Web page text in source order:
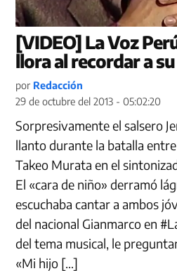
[VIDEO] La Voz
llora al recordar a
por Redacción
29 de octubre del 2013 - 05:02:20
Sorpresivamente el salsero
llanto durante la batalla
Takeo Murata en el
El «cara de niño» derramó
escuchaba cantar a ambos
del nacional Gianmarco en
del tema musical, le
«Mi hijo […]